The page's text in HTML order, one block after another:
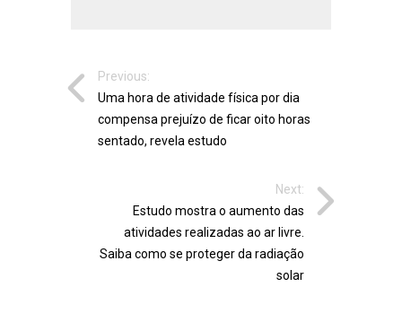
Previous:
Uma hora de atividade física por dia
compensa prejuízo de ficar oito horas
sentado, revela estudo
Next:
Estudo mostra o aumento das
atividades realizadas ao ar livre.
Saiba como se proteger da radiação
solar